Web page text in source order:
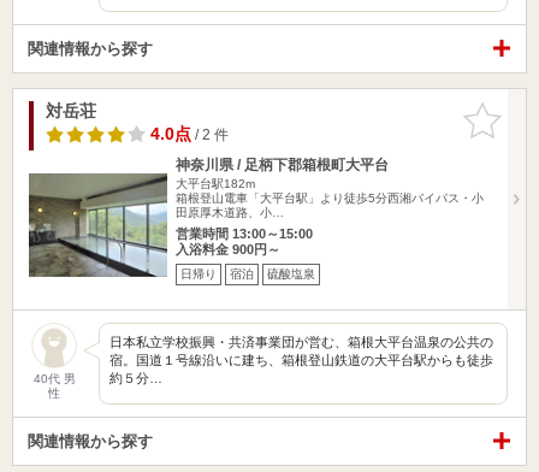
関連情報から探す
お気に入
りに追加
対岳荘
4.0点/ 2 件
神奈川県 / 足柄下郡箱根町大平台
大平台駅182m
箱根登山電車「大平台駅」より徒歩5分西湘バイパス・小
田原厚木道路、小…
営業時間 13:00～15:00
入浴料金 900円～
日帰り 宿泊 硫酸塩泉
40代 男
性
日本私立学校振興・共済事業団が営む、箱根大平台温泉の公共の
宿。国道１号線沿いに建ち、箱根登山鉄道の大平台駅からも徒歩
約５分…
関連情報から探す